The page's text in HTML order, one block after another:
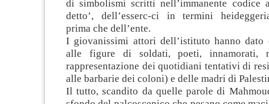
di simbolismi scritti nell’immanente codice
detto’, dell’esserc-ci in termini
prima che dell’ente.
I giovanissimi attori dell’istituto hanno dato
alle figure di soldati, poeti, innamorati,
rappresentazione dei quotidiani tentativi di
alle barbarie dei coloni) e delle madri di
Il tutto, scandito da quelle parole di